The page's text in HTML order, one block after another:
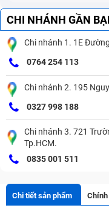
CHI NHÁNH GẦN
Chi nhánh 1. 1E
0764 254 113
Chi nhánh 2. 195
0327 998 188
Chi nhánh 3. 721
Tp.HCM.
0835 001 511
Chi tiết sản phẩm